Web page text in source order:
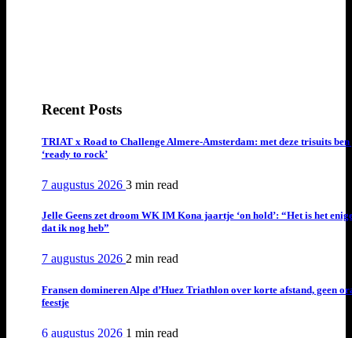
Recent Posts
TRIAT x Road to Challenge Almere-Amsterdam: met deze trisuits ben
‘ready to rock’
7 augustus 2026 3 min read
Jelle Geens zet droom WK IM Kona jaartje ‘on hold’: “Het is het
dat ik nog heb”
7 augustus 2026 2 min read
Fransen domineren Alpe d’Huez Triathlon over korte afstand, geen
feestje
6 augustus 2026 1 min read